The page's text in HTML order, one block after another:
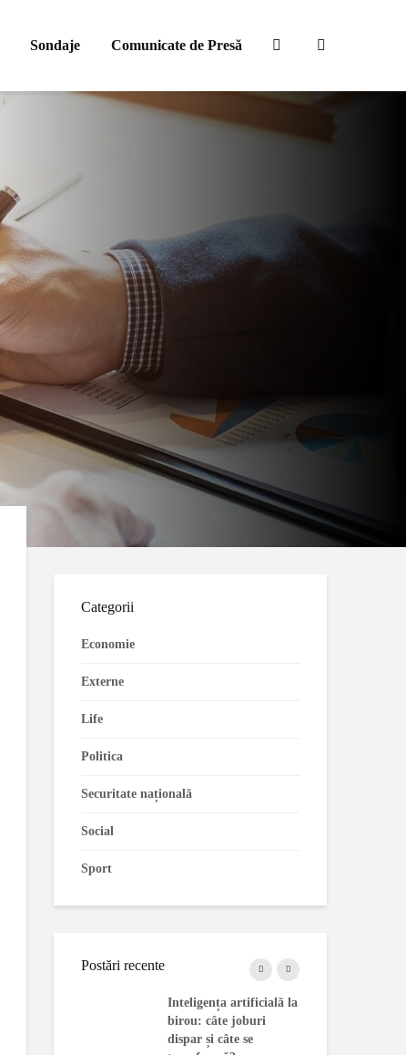
Sondaje Comunicate de Presă
Categorii
Economie
Externe
Life
Politica
Securitate națională
Social
Sport
Postări recente
Inteligența artificială la
birou: câte joburi
dispar și câte se